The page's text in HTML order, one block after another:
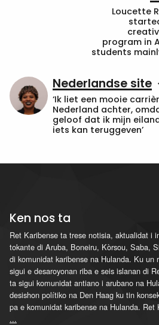
Loucette
program in
students
Nederlandse site
‘Ik liet een mooie
Nederland achter,
geloof dat ik mijn
iets kan teruggeven’
Ken nos ta
Ret Karibense ta trese notisia, aktualidat i
tokante di Aruba, Boneiru, Kòrsou, Saba,
di komunidat karibense na Hulanda. Ku un
sigui e desaroyonan riba e seis islanan di
ta sigui komunidat antiano i arubano na
desishon polítiko na Den Haag ku tin
pa e komunidat karibense na Hulanda. Ret
...